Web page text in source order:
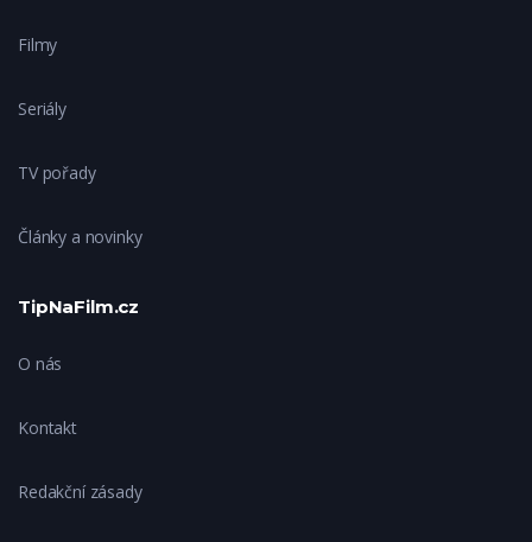
Filmy
Seriály
TV pořady
Články a novinky
TipNaFilm.cz
O nás
Kontakt
Redakční zásady